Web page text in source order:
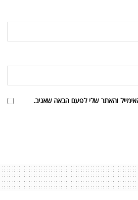
והאתר שלי לפעם הבאה שאגיב.